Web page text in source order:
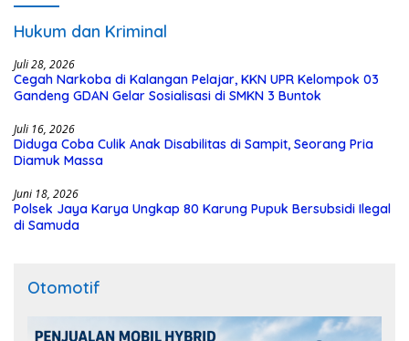
Hukum dan Kriminal
Juli 28, 2026
Cegah Narkoba di Kalangan Pelajar, KKN UPR Kelompok 03
Gandeng GDAN Gelar Sosialisasi di SMKN 3 Buntok
Juli 16, 2026
Diduga Coba Culik Anak Disabilitas di Sampit, Seorang Pria
Diamuk Massa
Juni 18, 2026
Polsek Jaya Karya Ungkap 80 Karung Pupuk Bersubsidi Ilegal
di Samuda
Otomotif